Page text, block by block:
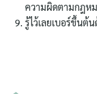
ความผิดตามกฎห
รู้ไว้เลยเบอร์ขึ้นต้